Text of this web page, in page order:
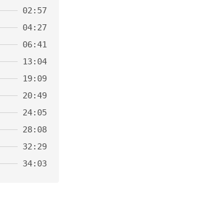
02:57
04:27
06:41
13:04
19:09
20:49
24:05
28:08
32:29
34:03